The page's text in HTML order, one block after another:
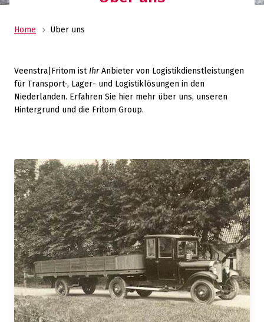
Home Über uns
Veenstra|Fritom ist IhrAnbieter von Logistikdienstleistungen
für Transport-, Lager- und Logistiklösungen in den
Niederlanden. Erfahren Sie hier mehr über uns, unseren
Hintergrund und die Fritom Group.